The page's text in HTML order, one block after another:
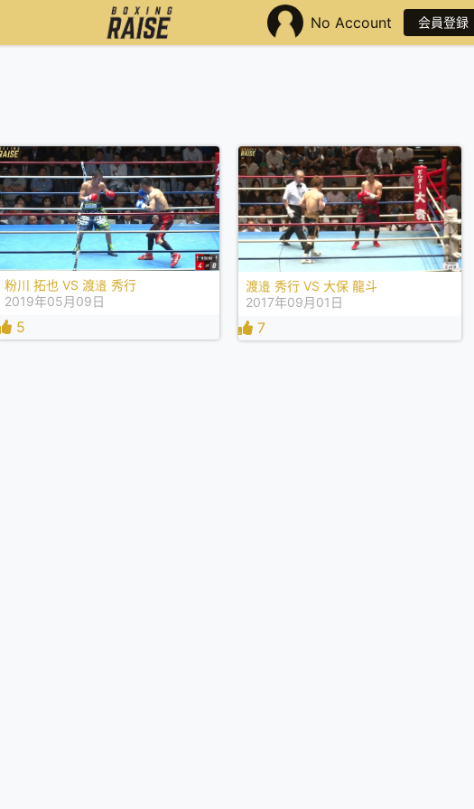
No Account 会員登録
粉川 拓也 VS 渡邉 秀行
2019年05月09日
5
渡邉 秀行 VS 大保 龍斗
2017年09月01日
7